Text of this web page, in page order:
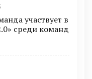
участвует в
среди команд